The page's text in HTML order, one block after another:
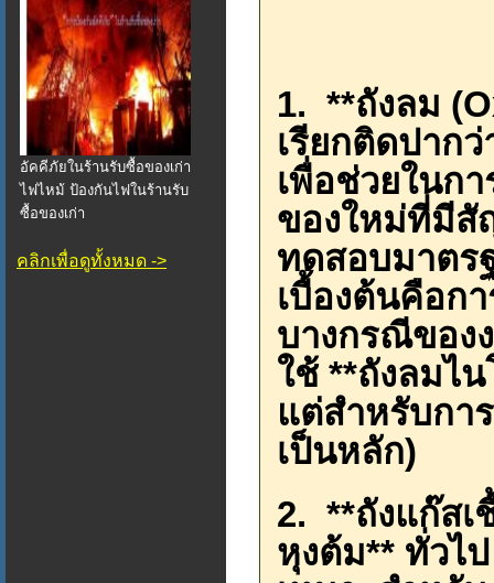
อัคคีภัยในร้านรับซื้อของเก่า
ไฟไหม้ ป้องกันไฟในร้านรับ
ซื้อของเก่า
คลิกเพื่อดูทั้งหมด ->
1. **ถังลม
เรียกติดปาก
เพื่อช่วยในก
ของใหม่ที่มีสั
ทดสอบมาตร
เบื้องต้นคือก
บางกรณีของ
ใช้ **ถังลมไ
แต่สำหรับกา
เป็นหลัก)
2. **ถังแก๊สเ
หุงต้ม** ทั่วไ